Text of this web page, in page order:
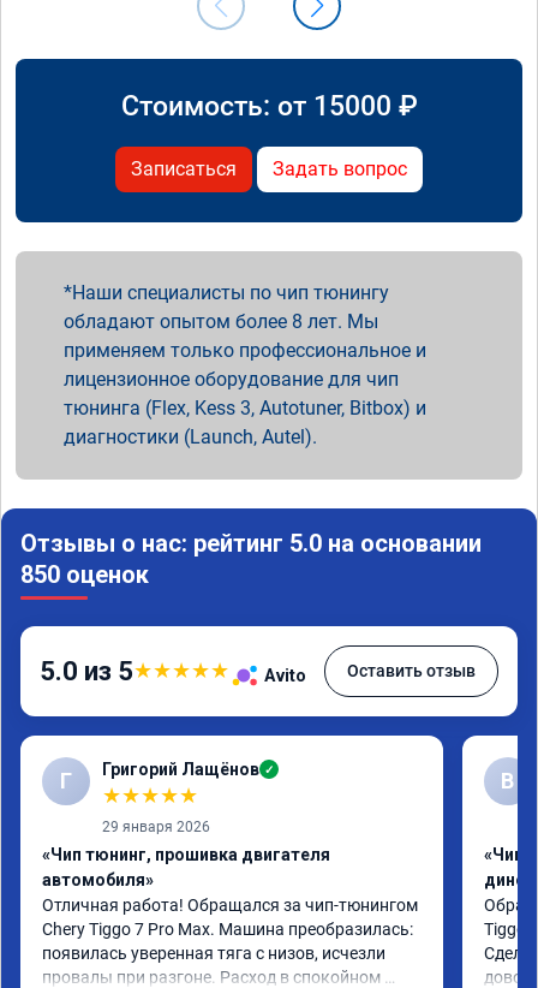
Стоимость: от 15000 ₽
Записаться Задать вопрос
Наши специалисты по чип тюнингу
обладают опытом более 8 лет. Мы
применяем только профессиональное и
лицензионное оборудование для чип
тюнинга (Flex, Kess 3, Autotuner, Bitbox) и
диагностики (Launch, Autel).
Отзывы о нас: рейтинг 5.0 на основании
850 оценок
5.0 из 5★★★★★ Avito Оставить отзыв
Г Григорий Лащёнов ✓
★★★★★
29 января 2026
«Чип тюнинг, прошивка двигателя
автомобиля»
Отличная работа! Обращался за чип-тюнингом
Chery Tiggo 7 Pro Max. Машина преобразилась:
появилась уверенная тяга с низов, исчезли
провалы при разгоне. Расход в спокойном
В
«Чип
Tiggo